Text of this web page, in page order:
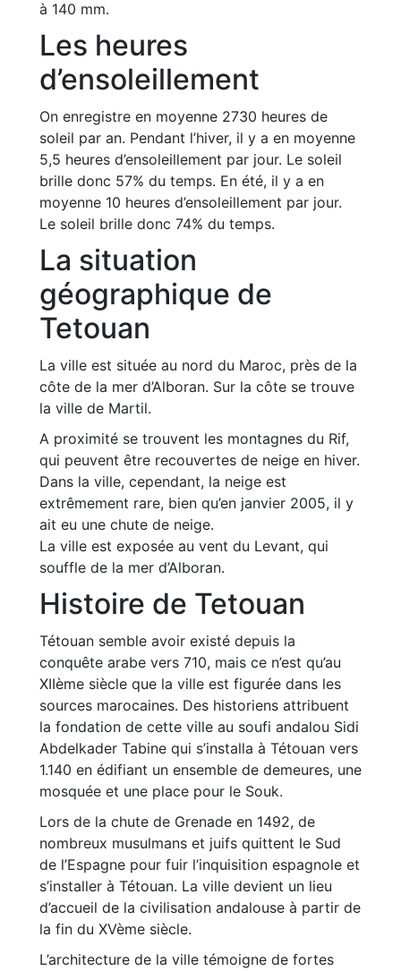
à 140 mm.
Les heures
d’ensoleillement
On enregistre en moyenne 2730 heures de
soleil par an. Pendant l’hiver, il y a en moyenne
5,5 heures d’ensoleillement par jour. Le soleil
brille donc 57% du temps. En été, il y a en
moyenne 10 heures d’ensoleillement par jour.
Le soleil brille donc 74% du temps.
La situation
géographique de
Tetouan
La ville est située au nord du Maroc, près de la
côte de la mer d’Alboran. Sur la côte se trouve
la ville de Martil.
A proximité se trouvent les montagnes du Rif,
qui peuvent être recouvertes de neige en hiver.
Dans la ville, cependant, la neige est
extrêmement rare, bien qu’en janvier 2005, il y
ait eu une chute de neige.
La ville est exposée au vent du Levant, qui
souffle de la mer d’Alboran.
Histoire de Tetouan
Tétouan semble avoir existé depuis la
conquête arabe vers 710, mais ce n’est qu’au
XIIème siècle que la ville est figurée dans les
sources marocaines. Des historiens attribuent
la fondation de cette ville au soufi andalou Sidi
Abdelkader Tabine qui s’installa à Tétouan vers
1.140 en édifiant un ensemble de demeures, une
mosquée et une place pour le Souk.
Lors de la chute de Grenade en 1492, de
nombreux musulmans et juifs quittent le Sud
de l’Espagne pour fuir l’inquisition espagnole et
s’installer à Tétouan. La ville devient un lieu
d’accueil de la civilisation andalouse à partir de
la fin du XVème siècle.
L’architecture de la ville témoigne de fortes